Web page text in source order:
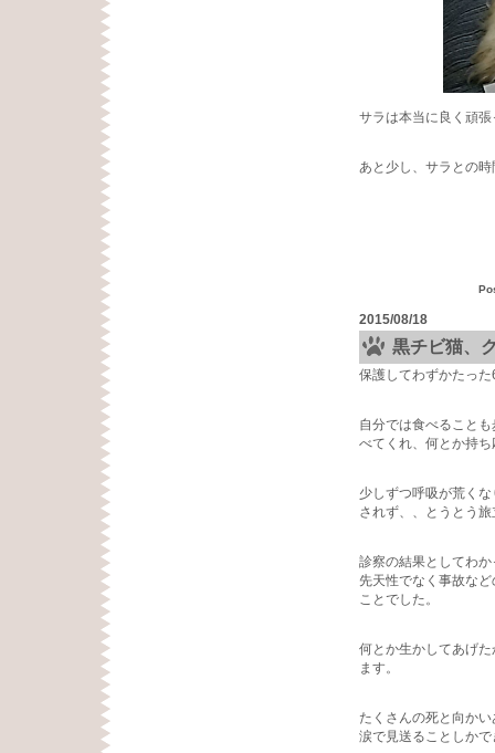
サラは本当に良く頑
あと少し、サラとの
2015/08/18
黒チビ猫、
保護してわずかたっ
自分では食べること
べてくれ、何とか持
少しずつ呼吸が荒く
されず、、とうとう
診察の結果としてわ
先天性でなく事故な
ことでした。
何とか生かしてあげ
ます。
たくさんの死と向か
涙で見送ることしか